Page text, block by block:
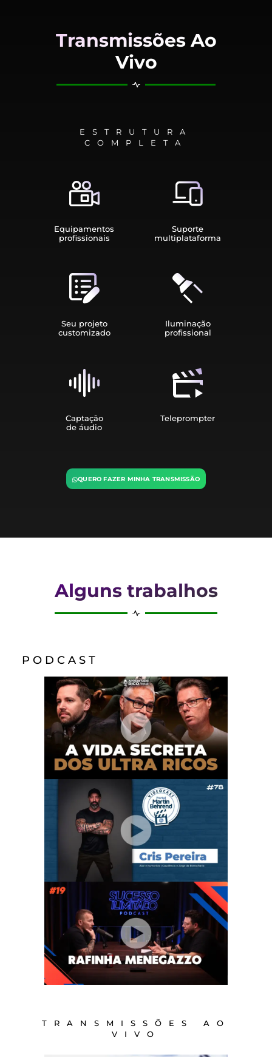
Transmissões Ao
Vivo
ESTRUTURA
COMPLETA
Equipamen­tos
profissionais
Suporte
multiplata­forma
Seu projeto
customizado
Iluminação
profissional
Captação
de áudio
Teleprompter
QUERO FAZER MINHA TRANSMISSÃO
Alguns trabalhos
P O D C A S T
TRANSMISSÕES AO
VIVO